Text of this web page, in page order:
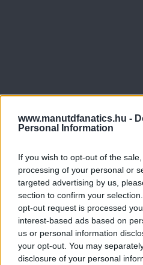
www.manutdfanatics.hu -
Personal Information
If you wish to opt-out of the
processing of your personal or
targeted advertising by us,
section to confirm your
opt-out request is processed
interest-based ads based on
us or personal information
your opt-out. You may
disclosure of your personal